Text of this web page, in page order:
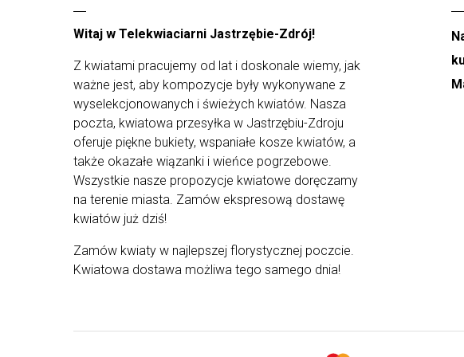
florystów są tworzone tylko ze świeżych, starannie
wyselekcjonowanych roślin, by wyjątkowe
kompozycje mogły trafi prosto do rąk waszych
kwiatów od dostawców i występowanie ich
różnych rodzajów - kompozycja może różnić się
od tej przedstawionej na zdjęciu.
Podczas
konkretny
Witaj w Telekwiaciarni Jastrzębie-Zdrój!
Z kwiatami pracujemy od lat i doskonale wiemy, jak
ważne jest, aby kompozycje były wykonywane z
wyselekcjonowanych i świeżych kwiatów. Nasza
poczta, kwiatowa przesyłka w Jastrzębiu-Zdroju
oferuje piękne bukiety, wspaniałe kosze kwiatów, a
także okazałe wiązanki i wieńce pogrzebowe.
Wszystkie nasze propozycje kwiatowe doręczamy
na terenie miasta. Zamów ekspresową dostawę
kwiatów już dziś!
Zamów kwiaty w najlepszej florystycznej poczcie.
Kwiatowa dostawa możliwa tego samego dnia!